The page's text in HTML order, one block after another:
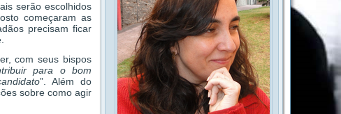
serão escolhidos
começaram as
precisam ficar
com seus bispos
para o bom
”. Além do
sobre como agir